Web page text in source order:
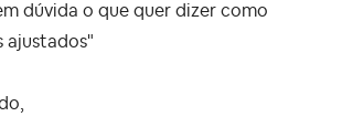
dúvida o que quer dizer como
ajustados"